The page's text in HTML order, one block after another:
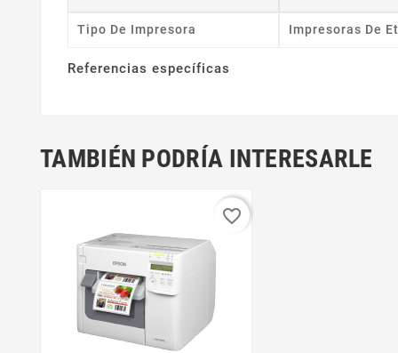
Tipo De Impresora Impresoras De
Referencias específicas
TAMBIÉN PODRÍA INTERESARLE
favorite_border